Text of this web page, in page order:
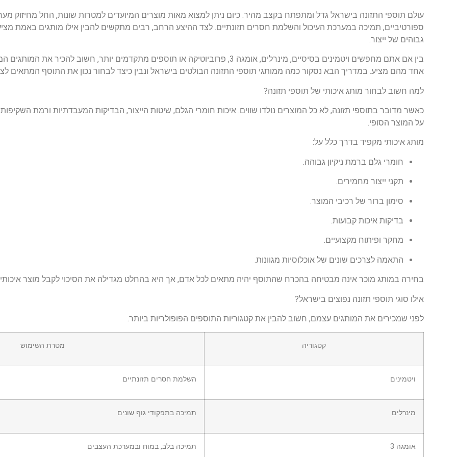
עולם תוספי התזונה בישראל גדל ומתפתח בקצב מהיר. כיום ניתן למצוא מאות מוצרים המיועדים למטרות שונות, החל מחיזוק
ספורטיביים, תמיכה במערכת העיכול והשלמת חסרים תזונתיים. לצד ההיצע הרחב, רבים מתקשים להבין אילו מותגים באמת
גבוהים של ייצור.
בין אם אתם מחפשים ויטמינים בסיסיים, מינרלים, אומגה 3, פרוביוטיקה או תוספים מתקדמים יותר, חשוב
אחד מהם מציע. במדריך הבא נסקור כמה ממותגי תוספי התזונה הבולטים בישראל ונבין כיצד לבחור נכון את התוסף המתאים
למה חשוב לבחור מותג איכותי של תוספי תזונה?
כאשר מדובר בתוספי תזונה, לא כל המוצרים נולדו שווים. איכות חומרי הגלם, שיטות הייצור, הבדיקות המעבדתיות ורמת
על המוצר הסופי.
מותג איכותי מקפיד בדרך כלל על:
חומרי גלם ברמת ניקיון גבוהה.
תקני ייצור מחמירים.
סימון ברור של רכיבי המוצר.
בדיקות איכות קבועות.
מחקר ופיתוח מקצועיים.
התאמה לצרכים שונים של אוכלוסיות מגוונות.
בחירה במותג מוכר אינה מבטיחה בהכרח שהתוסף יהיה מתאים לכל אדם, אך היא בהחלט מגדילה את הסיכוי לקבל מוצר איכותי
אילו סוגי תוספי תזונה נפוצים בישראל?
לפני שמכירים את המותגים עצמם, חשוב להבין את קטגוריות התוספים הפופולריות ביותר.
קטגוריה מטרת השימוש
ויטמינים השלמת חסרים תזונתיים
מינרלים תמיכה בתפקודי גוף שונים
אומגה 3 תמיכה בלב, במוח ובמערכת העצבים